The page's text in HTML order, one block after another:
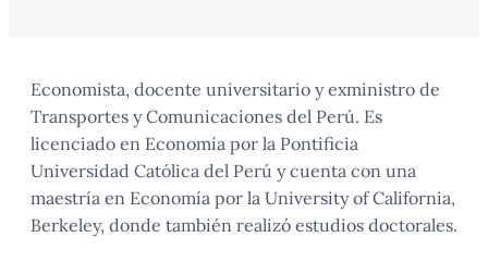
Economista, docente universitario y exministro de
Transportes y Comunicaciones del Perú. Es
licenciado en Economía por la Pontificia
Universidad Católica del Perú y cuenta con una
maestría en Economía por la University of California,
Berkeley, donde también realizó estudios doctorales.